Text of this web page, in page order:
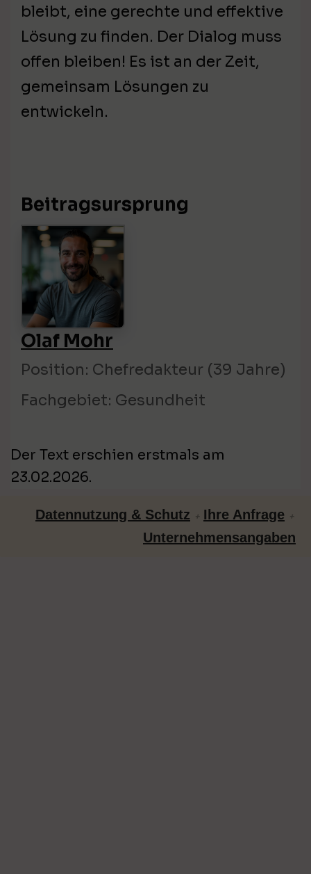
bleibt, eine gerechte und effektive
Lösung zu finden. Der Dialog muss
offen bleiben! Es ist an der Zeit,
gemeinsam Lösungen zu
entwickeln.
Beitragsursprung
Olaf Mohr
Position: Chefredakteur (39 Jahre)
Fachgebiet: Gesundheit
Der Text erschien erstmals am
23.02.2026.
Datennutzung & Schutz + Ihre Anfrage +
Unternehmensangaben